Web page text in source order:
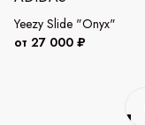
Yeezy Slide "Onyx"
от 27 000 ₽